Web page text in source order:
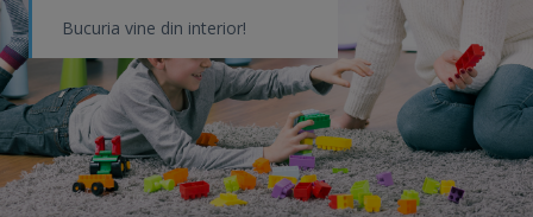
Bucuria vine din interior!